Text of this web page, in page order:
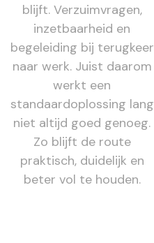
blijft. Verzuimvragen,
inzetbaarheid en
begeleiding bij terugkeer
naar werk. Juist daarom
werkt een
standaardoplossing lang
niet altijd goed genoeg.
Zo blijft de route
praktisch, duidelijk en
beter vol te houden.